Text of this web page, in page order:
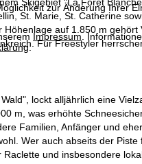
zur Änderung Ihrer
Impressum.
.
St. Marie, St. Catherine
auf 1.850 m
Für Freestyler
lockt alljährlich eine
m, was erhöhte
Familien, Anfänger und
Wer auch abseits der
und insbesondere